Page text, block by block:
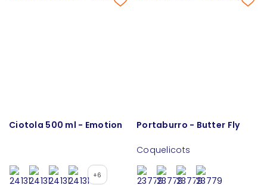
Ciotola 500 ml - Emotion
+6
Portaburro - Butter Fly
Coquelicots